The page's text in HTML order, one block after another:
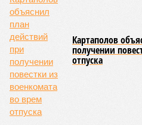
Лосиноостровской, почему она
Люблино? И означает ли
что в реальности подрядчик
определён?
Митингии
2025–2026 годах, похоже, не
последние месяцы в личном
называть даже
расстроенные дольщики.